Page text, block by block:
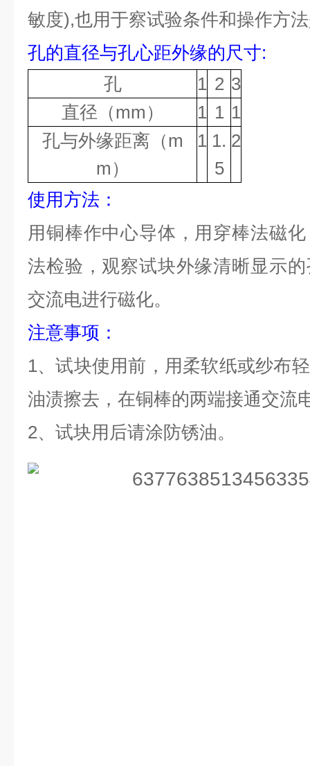
敏度),也用于察试验条件和操作方
孔的直径与孔心距外缘的尺寸:
孔
1 2 3
直径（mm）
1 1 1
孔与外缘距离（m
m）
1 1.
5
2
使用方法：
用铜棒作中心导体，用穿棒法磁
法检验，观察试块外缘清晰显示
交流电进行磁化。
注意事项：
1、试块使用前，用柔软纸或纱布
油渍擦去，在铜棒的两端接通交流
2、试块用后请涂防锈油。